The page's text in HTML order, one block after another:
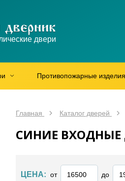
двери
Противопожарные изделия
Главная Каталог дверей
СИНИЕ ВХОДНЫЕ
ЦЕНА: от до